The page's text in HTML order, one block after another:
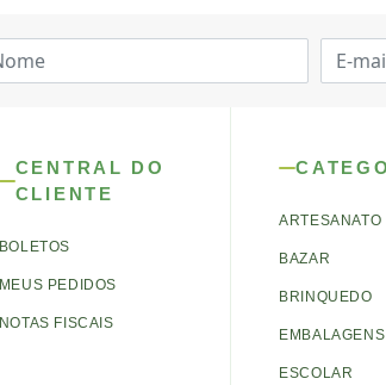
CENTRAL DO
CLIENTE
BOLETOS
MEUS PEDIDOS
NOTAS FISCAIS
ARTESANATO
BAZAR
BRINQUEDO
ESCOLAR